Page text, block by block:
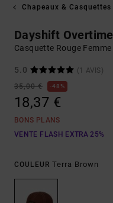
Chapeaux & Casquettes
Dayshift Overtime
Casquette Rouge Femme
5.0
(1 AVIS)
35,00 €
48%
18,37 €
BONS PLANS
VENTE FLASH EXTRA 25%
COULEUR Terra Brown